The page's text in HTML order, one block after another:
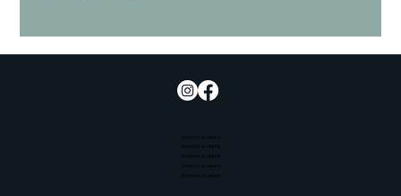
Atención al cliente
Atención al cliente
Atención al cliente
Atención al cliente
Atención al cliente